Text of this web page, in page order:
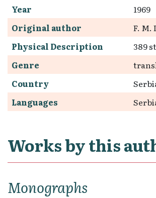
Year
1969
Original author
F. M.
Physical Description
389
Genre
Country
Languages
Works by this
Monographs